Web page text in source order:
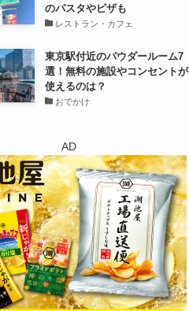
のパスタやピザも
レストラン・カフェ
東京駅付近のパウダールーム7
選！無料の施設やコンセントが
使えるのは？
おでかけ
AD